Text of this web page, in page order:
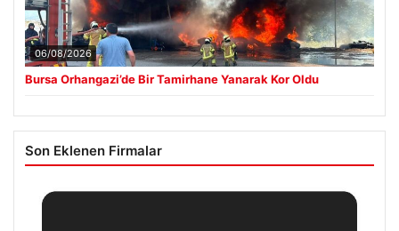
06/08/2026
Bursa Orhangazi’de Bir Tamirhane Yanarak Kor Oldu
Son Eklenen Firmalar